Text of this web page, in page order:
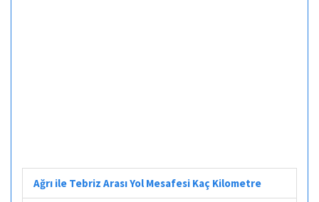
Ağrı ile Tebriz Arası Yol Mesafesi Kaç Kilometre